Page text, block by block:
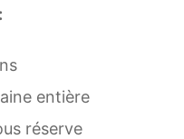
entière
réserve